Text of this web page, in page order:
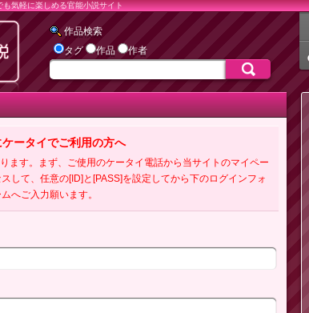
気軽に楽しめる官能小説サイト
作品検索
タグ
作品 作者
ータイでご利用の方へ
ます。まず、ご使用のケータイ電話から当サイトのマイペー
して、任意の[ID]と[PASS]を設定してから下のログインフォ
へご入力願います。